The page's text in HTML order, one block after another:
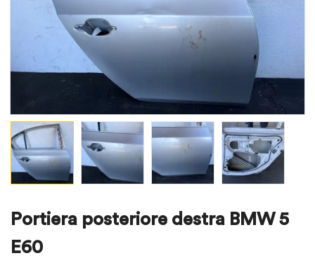
Portiera posteriore destra BMW 5
E60